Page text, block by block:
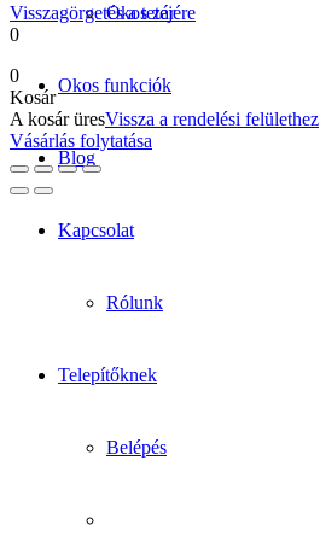
Okos zár
Okos funkciók
Blog
Kapcsolat
Rólunk
Telepítőknek
Belépés
Visszagörgetés a tetejére
0
0
Kosár
A kosár üresVissza a rendelési felülethez
Vásárlás folytatása